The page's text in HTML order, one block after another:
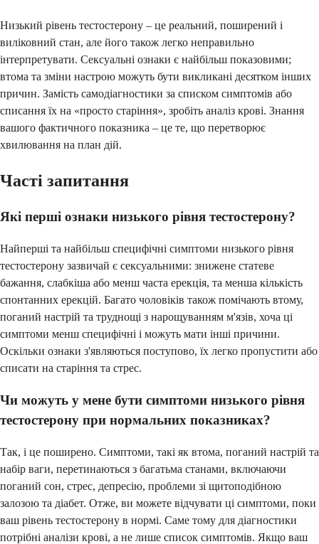
Низький рівень тестостерону – це реальний, поширений і
виліковний стан, але його також легко неправильно
інтерпретувати. Сексуальні ознаки є найбільш показовими;
втома та зміни настрою можуть бути викликані десятком інших
причин. Замість самодіагностики за списком симптомів або
списання їх на «просто старіння», зробіть аналіз крові. Знання
вашого фактичного показника – це те, що перетворює
хвилювання на план дій.
Часті запитання
Які перші ознаки низького рівня тестостерону?
Найперші та найбільш специфічні симптоми низького рівня
тестостерону зазвичай є сексуальними: знижене статеве
бажання, слабкіша або менш часта ерекція, та менша кількість
спонтанних ерекцій. Багато чоловіків також помічають втому,
поганий настрій та труднощі з нарощуванням м'язів, хоча ці
симптоми менш специфічні і можуть мати інші причини.
Оскільки ознаки з'являються поступово, їх легко пропустити або
списати на старіння та стрес.
Чи можуть у мене бути симптоми низького рівня
тестостерону при нормальних показниках?
Так, і це поширено. Симптоми, такі як втома, поганий настрій та
набір ваги, перетинаються з багатьма станами, включаючи
поганий сон, стрес, депресію, проблеми зі щитоподібною
залозою та діабет. Отже, ви можете відчувати ці симптоми, поки
ваш рівень тестостерону в нормі. Саме тому для діагностики
потрібні аналізи крові, а не лише список симптомів. Якщо ваш